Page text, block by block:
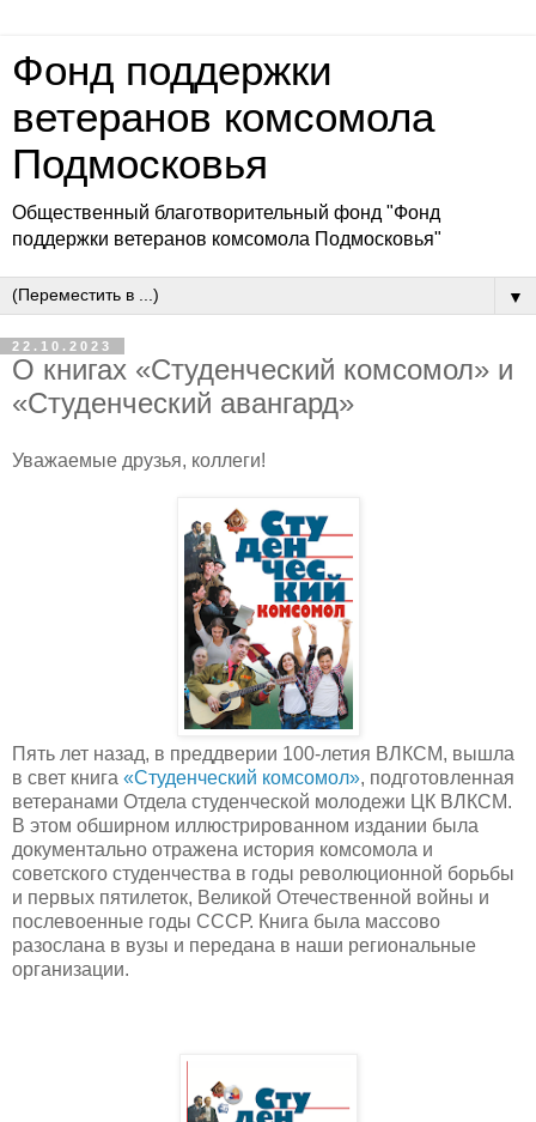
Фонд поддержки
ветеранов комсомола
Подмосковья
Общественный благотворительный фонд "Фонд
поддержки ветеранов комсомола Подмосковья"
▼
22.10.2023
О книгах «Студенческий комсомол» и
«Студенческий авангард»
Уважаемые друзья, коллеги!
Пять лет назад, в преддверии 100-летия ВЛКСМ, вышла
в свет книга «Студенческий комсомол», подготовленная
ветеранами Отдела студенческой молодежи ЦК ВЛКСМ.
В этом обширном иллюстрированном издании была
документально отражена история комсомола и
советского студенчества в годы революционной борьбы
и первых пятилеток, Великой Отечественной войны и
послевоенные годы СССР. Книга была массово
разослана в вузы и передана в наши региональные
организации.